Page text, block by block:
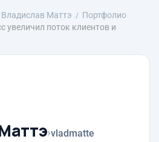
Владислав Маттэ
Портфолио
увеличил поток клиентов и
›vladmatte